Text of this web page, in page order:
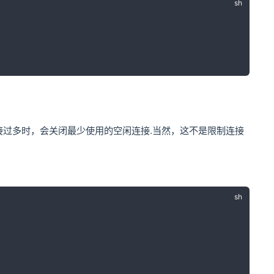
多时，会关闭最少使用的空闲连接.当然，这不是限制连接